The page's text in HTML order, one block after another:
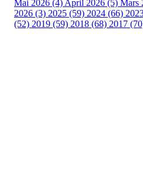
Mai 2026 (4) April 2026 (5) Mars
2026 (3) 2025 (59) 2024 (66)
(52) 2019 (59) 2018 (68) 2017